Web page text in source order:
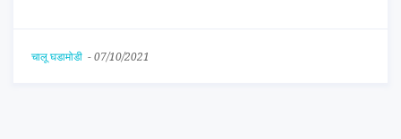
चालू घडामोडी - 07/10/2021